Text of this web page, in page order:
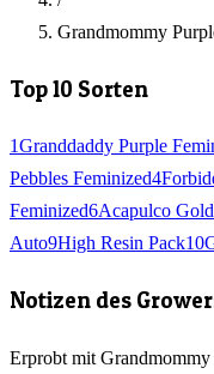
Grandmommy
Top 10 Sorten
1Granddaddy Purple
Pebbles Feminized4
Feminized6Acapulco
Auto9High Resin Pack10
Notizen des
Erprobt mit